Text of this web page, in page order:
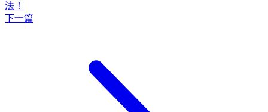
法！
下一篇